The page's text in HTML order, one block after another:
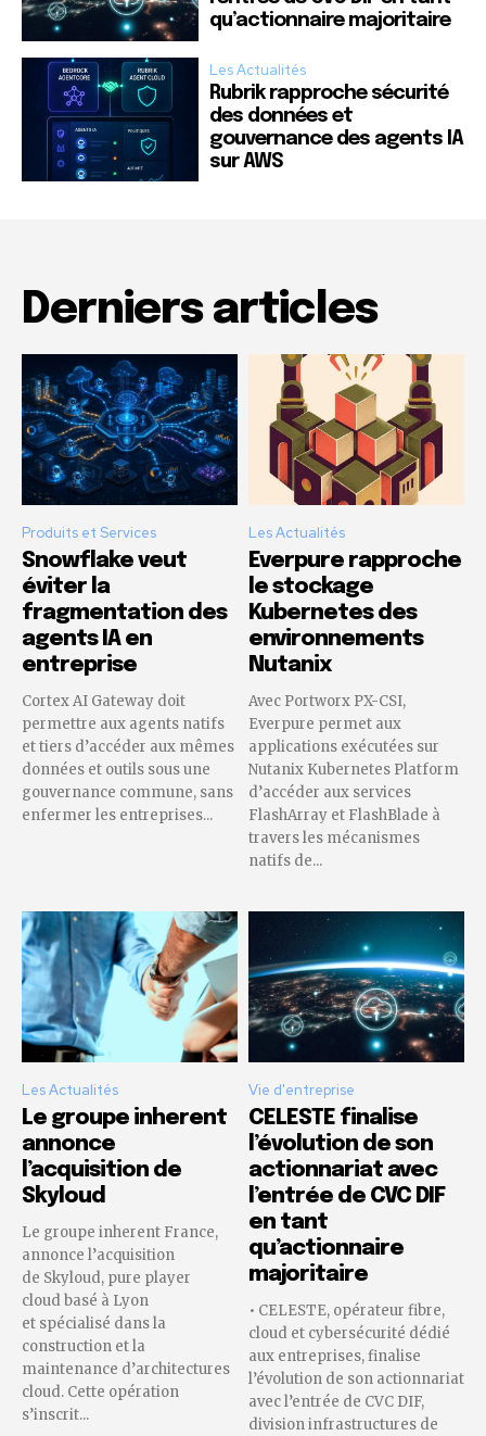
qu’actionnaire majoritaire
Les Actualités
Rubrik rapproche sécurité
des données et
gouvernance des agents IA
sur AWS
Derniers articles
Produits et Services
Snowflake veut
éviter la
fragmentation des
agents IA en
entreprise
Cortex AI Gateway doit
permettre aux agents natifs
et tiers d’accéder aux mêmes
données et outils sous une
gouvernance commune, sans
enfermer les entreprises...
Les Actualités
Everpure rapproche
le stockage
Kubernetes des
environnements
Nutanix
Avec Portworx PX-CSI,
Everpure permet aux
applications exécutées sur
Nutanix Kubernetes Platform
d’accéder aux services
FlashArray et FlashBlade à
travers les mécanismes
natifs de...
Les Actualités
Le groupe inherent
annonce
l’acquisition de
Skyloud
Le groupe inherent France,
annonce l’acquisition
de Skyloud, pure player
cloud basé à Lyon
et spécialisé dans la
construction et la
maintenance d’architectures
cloud. Cette opération
s’inscrit...
Vie d'entreprise
CELESTE finalise
l’évolution de son
actionnariat avec
l’entrée de CVC DIF
en tant
qu’actionnaire
majoritaire
• CELESTE, opérateur fibre,
cloud et cybersécurité dédié
aux entreprises, finalise
l’évolution de son actionnariat
avec l’entrée de CVC DIF,
division infrastructures de